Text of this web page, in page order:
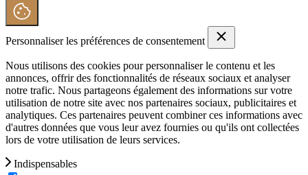
Personnaliser les préférences de consentement
Nous utilisons des cookies pour personnaliser le contenu et les
annonces, offrir des fonctionnalités de réseaux sociaux et analyser
notre trafic. Nous partageons également des informations sur votre
utilisation de notre site avec nos partenaires sociaux, publicitaires et
analytiques. Ces partenaires peuvent combiner ces informations avec
d'autres données que vous leur avez fournies ou qu'ils ont collectées
lors de votre utilisation de leurs services.
Indispensables